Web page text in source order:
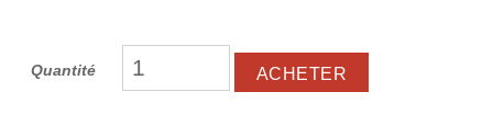
Quantité